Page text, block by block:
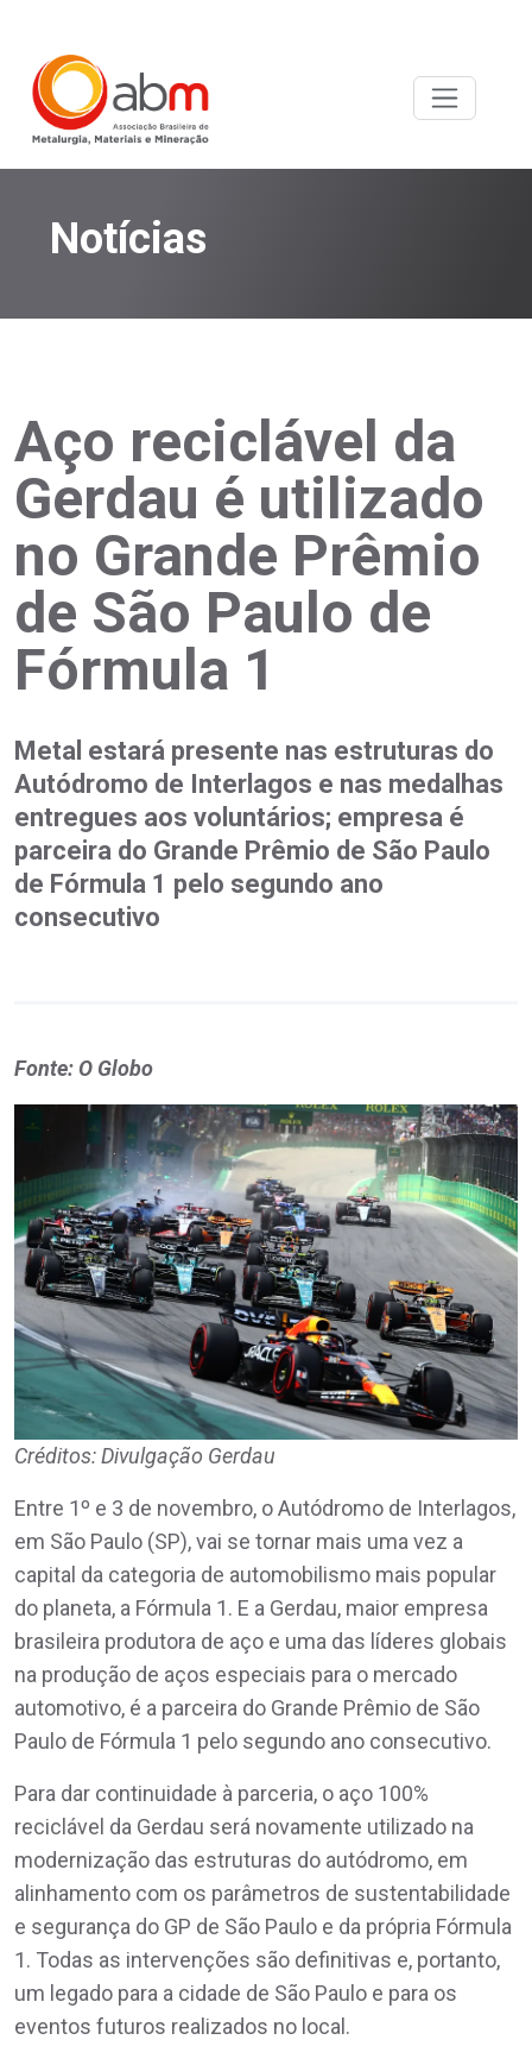
Notícias
Aço reciclável da
Gerdau é utilizado
no Grande Prêmio
de São Paulo de
Fórmula 1
Metal estará presente nas estruturas do
Autódromo de Interlagos e nas medalhas
entregues aos voluntários; empresa é
parceira do Grande Prêmio de São Paulo
de Fórmula 1 pelo segundo ano
consecutivo
Fonte: O Globo
Créditos: Divulgação Gerdau
Entre 1º e 3 de novembro, o Autódromo de Interlagos,
em São Paulo (SP), vai se tornar mais uma vez a
capital da categoria de automobilismo mais popular
do planeta, a Fórmula 1. E a Gerdau, maior empresa
brasileira produtora de aço e uma das líderes globais
na produção de aços especiais para o mercado
automotivo, é a parceira do Grande Prêmio de São
Paulo de Fórmula 1 pelo segundo ano consecutivo.
Para dar continuidade à parceria, o aço 100%
reciclável da Gerdau será novamente utilizado na
modernização das estruturas do autódromo, em
alinhamento com os parâmetros de sustentabilidade
e segurança do GP de São Paulo e da própria Fórmula
1. Todas as intervenções são definitivas e, portanto,
um legado para a cidade de São Paulo e para os
eventos futuros realizados no local.